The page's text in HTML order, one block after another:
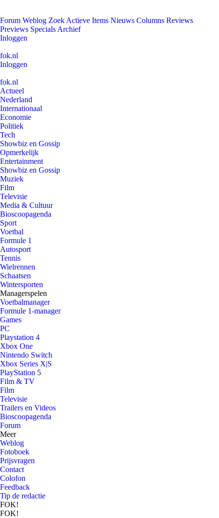
Forum Weblog Zoek Actieve Items Nieuws Columns Reviews
Previews Specials Archief
Inloggen
fok.nl
Inloggen
fok.nl
Actueel
Nederland
Internationaal
Economie
Politiek
Tech
Showbiz en Gossip
Opmerkelijk
Entertainment
Showbiz en Gossip
Muziek
Film
Televisie
Media & Cultuur
Bioscoopagenda
Sport
Voetbal
Formule 1
Autosport
Tennis
Wielrennen
Schaatsen
Wintersporten
Managerspelen
Voetbalmanager
Formule 1-manager
Games
PC
Playstation 4
Xbox One
Nintendo Switch
Xbox Series X|S
PlayStation 5
Film & TV
Film
Televisie
Trailers en Videos
Bioscoopagenda
Forum
Meer
Weblog
Fotoboek
Prijsvragen
Contact
Colofon
Feedback
Tip de redactie
FOK!
FOK!